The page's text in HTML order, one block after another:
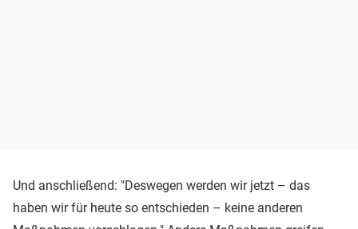
Und anschließend: "Deswegen werden wir jetzt – das
haben wir für heute so entschieden – keine anderen